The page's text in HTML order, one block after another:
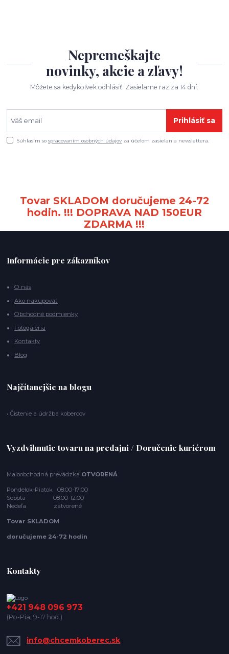
Nepremeškajte
novinky, akcie a zľavy!
Môžete sa kedykoľvek odhlásiť. Zasielame raz za 14 dní.
Prihlásiť sa
Súhlasím sospracovaním osobných údajov za účelom zasielania newslettera.
Tovar SKLADOM doručujeme 24-72
hodin. !!! DOPRAVA NAD 150EUR
ZDARMA !!!
Informácie pre zákazníkov
O nás
Ako nakupovať
Obchodné podmienky
Fotogaléria
Kontakty
Blog
Najčítanejšie na blogu
• Čistenie a údržba kobercov
Vyzdvihnutie tovaru na predajni / Doručenie kuriérom
Maloobchodná prevádzka OTVORENÁ
Pondelok-Piatok 08:00-17:00
Sobota 08:00-12:00
Nedeľa zatvorené
Tovar SKLADOM
doručujeme 24-72 hodín
Kontakty
+421 948 096 973
(Po-Pia, 9-17 hod.)
info@chcemkoberec.sk